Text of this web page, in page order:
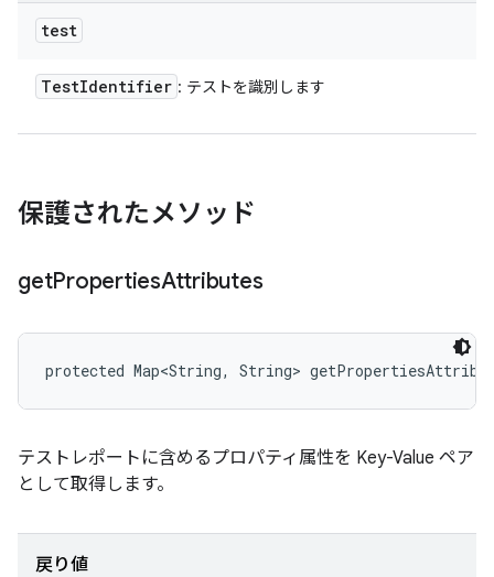
test
TestIdentifier : テストを識別します
保護されたメソッド
getPropertiesAttributes
protected Map<String, String>
テストレポートに含めるプロパティ属性を Key-Value ペア
として取得します。
戻り値